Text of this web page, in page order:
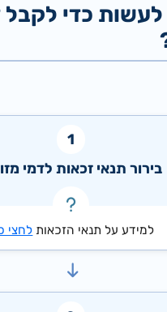
כדי לקבל
בירור תנאי זכאות לדמי
למידע על תנאי הזכאותלחצי